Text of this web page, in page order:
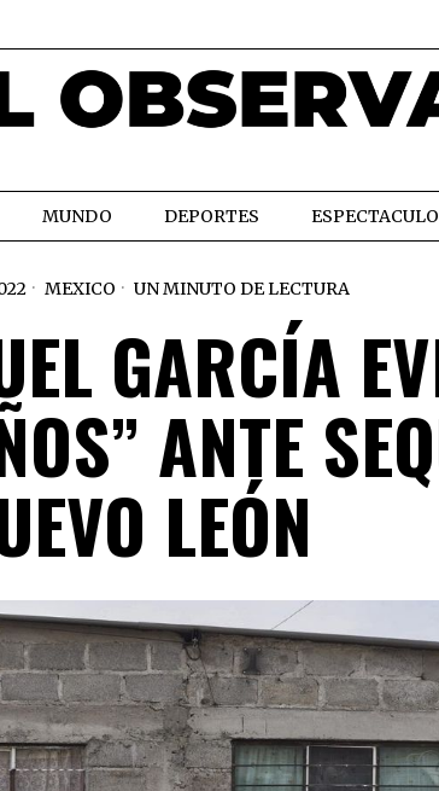
MUNDO DEPORTES
MEXICO UN MINUTO DE LECTURA
GARCÍA
ANTE
LEÓN